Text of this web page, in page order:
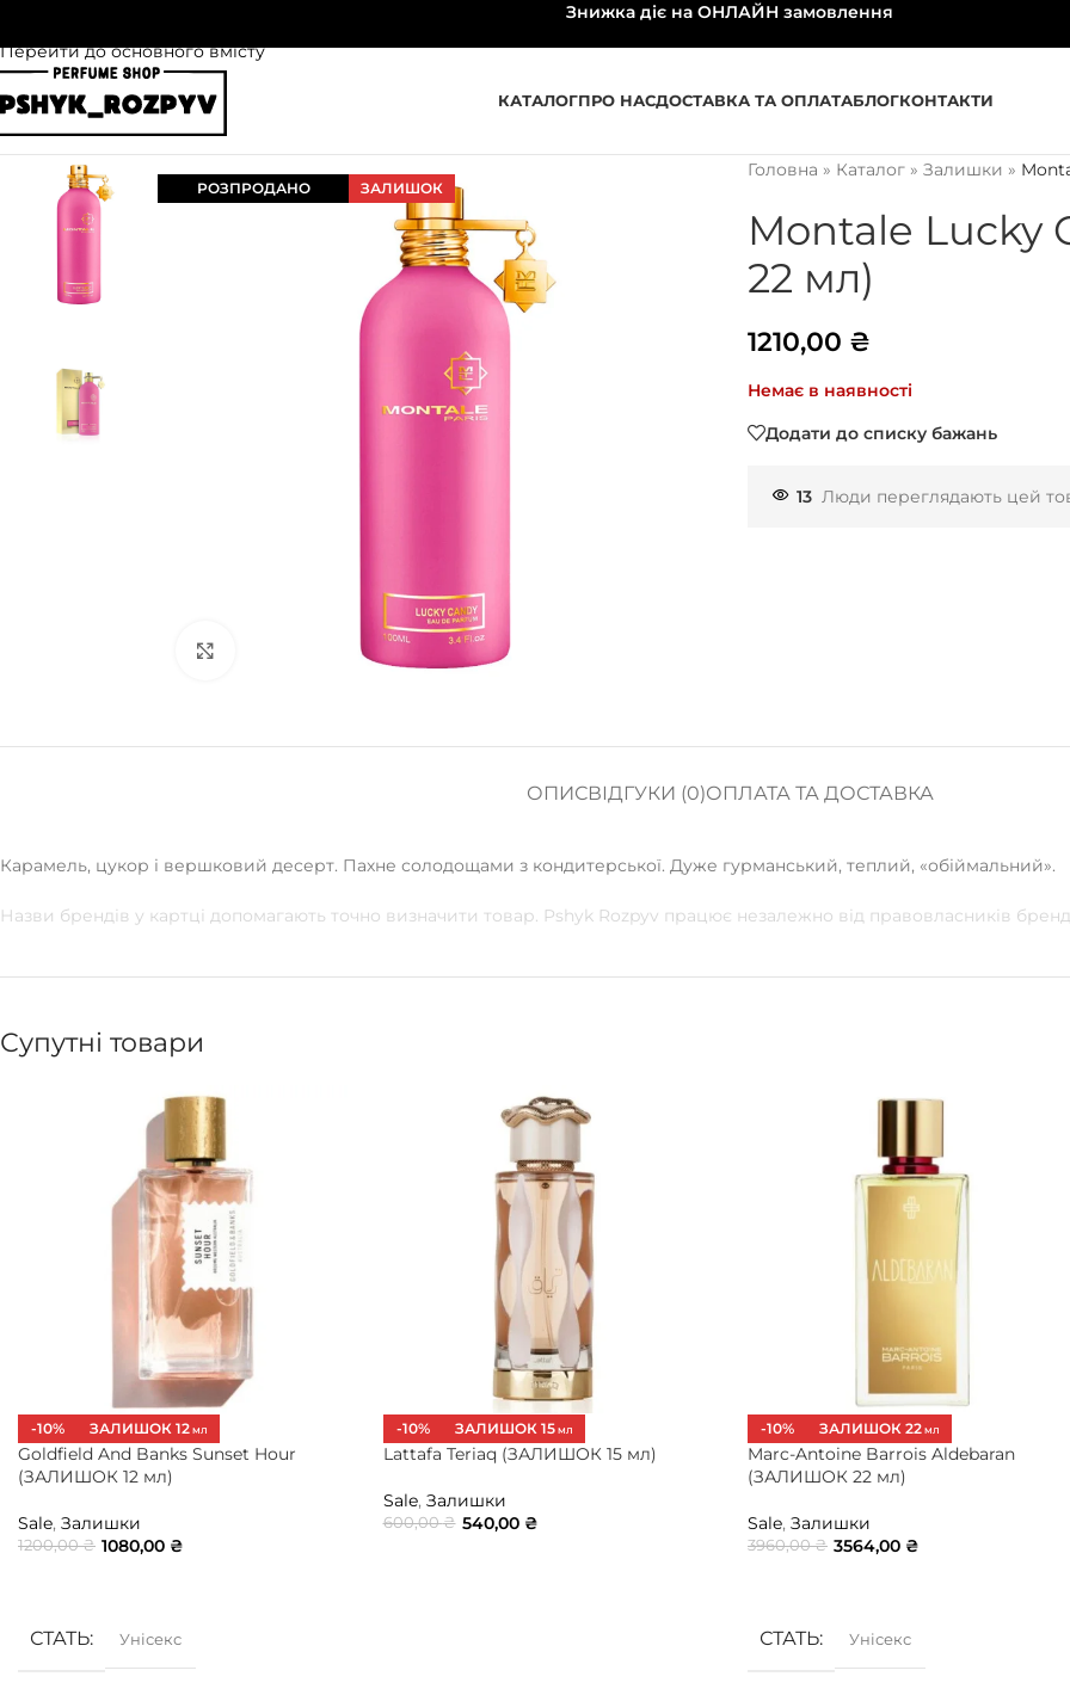
Перейти до основного вмісту
Знижка діє на ОНЛАЙН замовлення
КАТАЛОГПРО НАСДОСТАВКА ТА ОПЛАТАБЛОГКОНТАКТИ
РОЗПРОДАНО ЗАЛИШОК
Натисніть, щоб збільшити
Головна » Каталог» Залишки »
Montale
22 мл)
1210,00 ₴
Немає в наявності
Додати до списку бажань
13 Люди переглядають цей
ОПИСВІДГУКИ (0)ОПЛАТА ТА ДОСТАВКА
Карамель, цукор і вершковий десерт. Пахне солодощами з кондитерської. Дуже гурманський, теплий, «обіймальний».
Назви брендів у картці допомагають точно визначити товар. Pshyk Rozpyv працює незалежно від правовласників
Супутні товари
-10% ЗАЛИШОК 12 МЛ
Goldfield And Banks Sunset Hour
(ЗАЛИШОК 12 мл)
Sale, Залишки
1200,00₴ 1080,00 ₴
СТАТЬ Унісекс
-10% ЗАЛИШОК 15МЛ
Lattafa Teriaq (ЗАЛИШОК 15 мл)
Sale, Залишки
600,00₴ 540,00 ₴
-10% ЗАЛИШОК 22 МЛ
Marc-Antoine Barrois Aldebaran
(ЗАЛИШОК 22 мл)
Sale, Залишки
3960,00₴ 3564,00 ₴
СТАТЬ Унісекс